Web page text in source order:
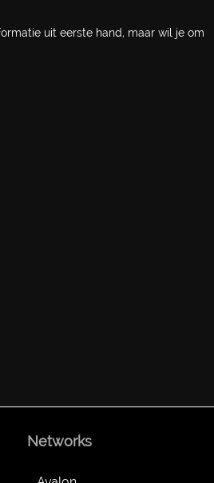
uit eerste hand, maar wil je om
Networks